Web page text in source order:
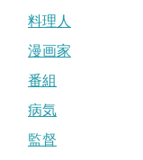
料理人
漫画家
番組
病気
監督